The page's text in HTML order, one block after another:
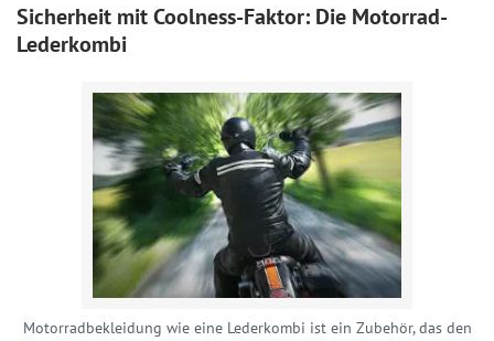
Sicherheit mit Coolness-Faktor: Die Motorrad-
Lederkombi
Motorradbekleidung wie eine Lederkombi ist ein Zubehör, das den